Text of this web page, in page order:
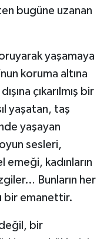
bugüne uzanan
yaşamaya
koruma altına
çıkarılmış bir
yaşatan, taş
yaşayan
sesleri,
emeği, kadınların
Bunların her
bir emanettir.
bir